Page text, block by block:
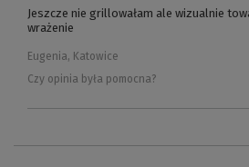
Jeszcze nie grillowałam ale wizualnie
wrażenie
Eugenia, Katowice
Czy opinia była pomocna?